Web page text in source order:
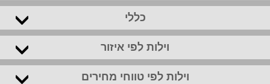
כללי
וילות לפי איזור
וילות לפי טווחי מחירים